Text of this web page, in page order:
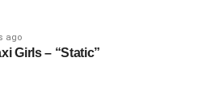
ago
Girls – “Static”